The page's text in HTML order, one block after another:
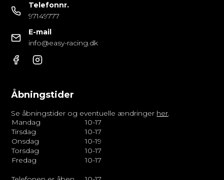
Telefonnr.
97149777
E-mail
info@easy-racing.dk
Åbningstider
Se åbningstider og eventuelle ændringer her.
Mandag
10-17
Tirsdag
10-17
Onsdag
10-19
Torsdag
10-17
Fredag
10-17